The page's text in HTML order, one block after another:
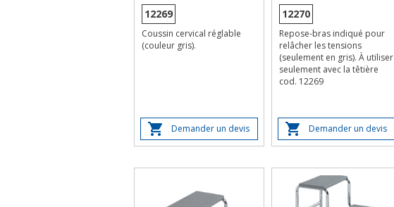
12269
Coussin cervical réglable
(couleur gris).
Demander un devis
12270
Repose-bras indiqué pour
relâcher les tensions
(seulement en gris). À utiliser
seulement avec la têtière
cod. 12269
Demander un devis